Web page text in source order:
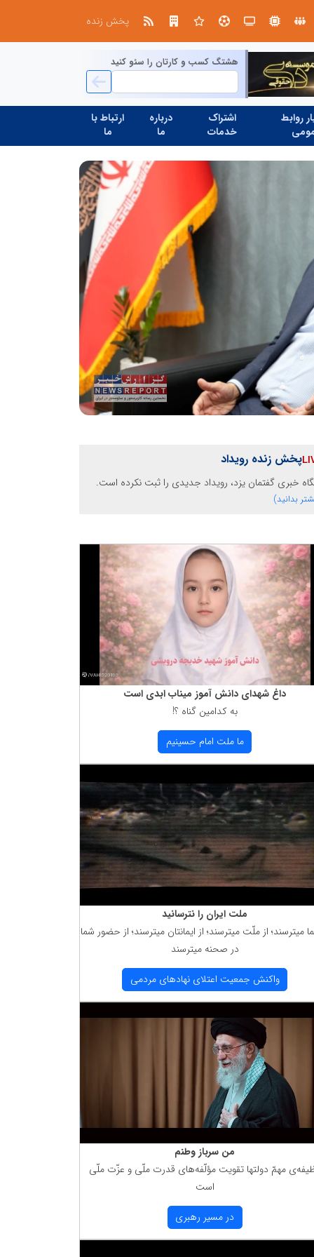
پخش زنده
هشتگ کسب و کارتان را سئو کنید
روابط
اشتراک
خدمات
درباره
ما
ارتباط با
ما
پخش زنده رویداد
خبری گفتمان یزد، رویداد جدیدی را ثبت نکرده است.
بدانید)
داغ شهدای دانش آموز میناب ابدی است
به كدامین گناه ؟!
ما ملت امام حسینیم
ملت ایران را نترسانید
میترسند؛ از ملّت میترسند؛ از ایمانتان میترسند؛ از حضور شما
در صحنه میترسند
واكنش جمعیت اعتلای نهادهای مردمی
من سرباز وطنم
مهمّ دولتها تقویت مؤلّفه‌های قدرت ملّی و عزّت ملّی
است
در مسیر رهبری